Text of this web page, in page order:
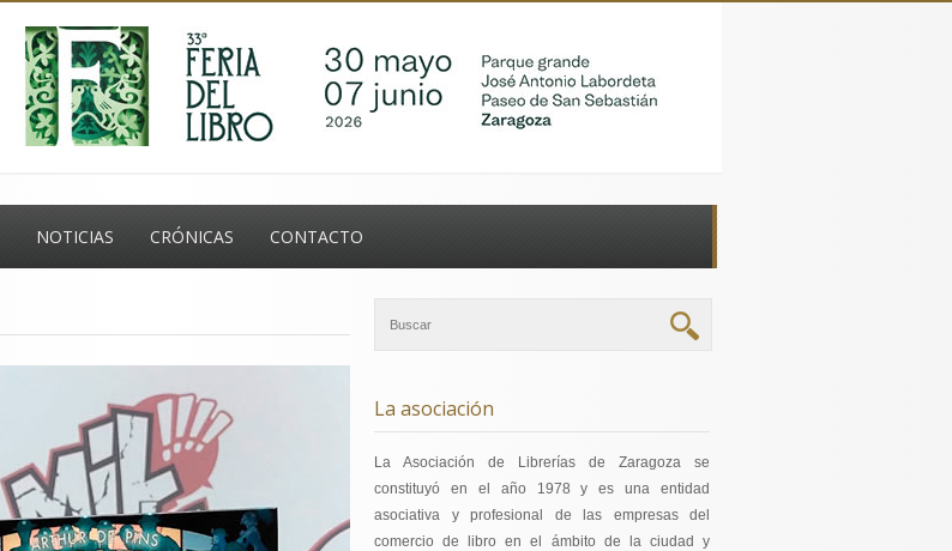
NOTICIAS CRÓNICAS CONTACTO
La asociación
La Asociación de Librerías de Zaragoza se
constituyó en el año 1978 y es una entidad
asociativa y profesional de las empresas del
comercio de libro en el ámbito de la ciudad y